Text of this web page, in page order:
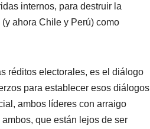
internos, para destruir la
ahora Chile y Perú) como
réditos electorales, es el diálogo
para establecer esos diálogos
ambos líderes con arraigo
que están lejos de ser